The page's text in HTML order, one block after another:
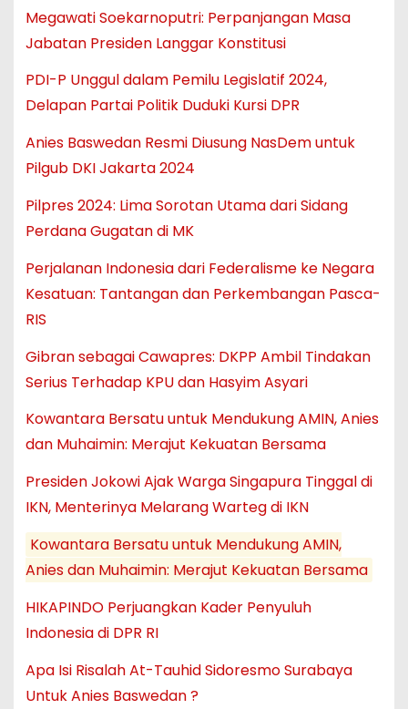
Megawati Soekarnoputri: Perpanjangan Masa
Jabatan Presiden Langgar Konstitusi
PDI-P Unggul dalam Pemilu Legislatif 2024,
Delapan Partai Politik Duduki Kursi DPR
Anies Baswedan Resmi Diusung NasDem untuk
Pilgub DKI Jakarta 2024
Pilpres 2024: Lima Sorotan Utama dari Sidang
Perdana Gugatan di MK
Perjalanan Indonesia dari Federalisme ke Negara
Kesatuan: Tantangan dan Perkembangan Pasca-
RIS
Gibran sebagai Cawapres: DKPP Ambil Tindakan
Serius Terhadap KPU dan Hasyim Asyari
Kowantara Bersatu untuk Mendukung AMIN, Anies
dan Muhaimin: Merajut Kekuatan Bersama
Presiden Jokowi Ajak Warga Singapura Tinggal di
IKN, Menterinya Melarang Warteg di IKN
Kowantara Bersatu untuk Mendukung AMIN,
Anies dan Muhaimin: Merajut Kekuatan Bersama
HIKAPINDO Perjuangkan Kader Penyuluh
Indonesia di DPR RI
Apa Isi Risalah At-Tauhid Sidoresmo Surabaya
Untuk Anies Baswedan ?